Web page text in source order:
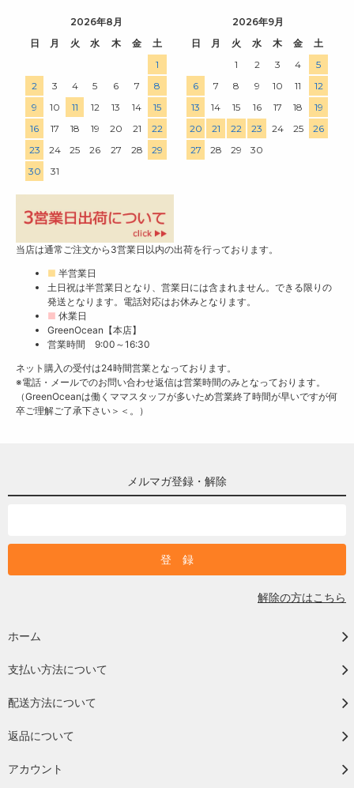
2026年8月
日
月 火 水 木 金
土
1
2
3 4 5 6 7
8
9
10 11 12 13 14
15
16
17 18 19 20 21
22
23
24 25 26 27 28
29
30
31
2026年9月
日
月 火 水 木 金
土
1
2 3 4
5
6
7 8 9 10 11
12
13
14 15 16 17 18
19
20
21 22 23 24 25
26
27
28 29 30
当店は通常ご注文から3営業日以内の出荷を行っております。
■ 半営業日
土日祝は半営業日となり、営業日には含まれません。できる限りの
発送となります。電話対応はお休みとなります。
■ 休業日
GreenOcean【本店】
営業時間 9:00～16:30
ネット購入の受付は24時間営業となっております。
※電話・メールでのお問い合わせ返信は営業時間のみとなっております。
（GreenOceanは働くママスタッフが多いため営業終了時間が早いですが何
卒ご理解ご了承下さい＞＜。）
メルマガ登録・解除
解除の方はこちら
ホーム
支払い方法について
配送方法について
返品について
アカウント